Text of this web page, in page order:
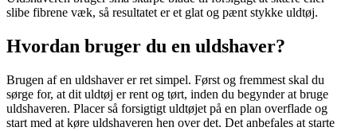
slibe fibrene væk, så resultatet er et glat og pænt stykke uldtøj.
Hvordan bruger du en uldshaver?
Brugen af en uldshaver er ret simpel. Først og fremmest skal du
sørge for, at dit uldtøj er rent og tørt, inden du begynder at bruge
uldshaveren. Placer så forsigtigt uldtøjet på en plan overflade og
start med at køre uldshaveren hen over det. Det anbefales at starte